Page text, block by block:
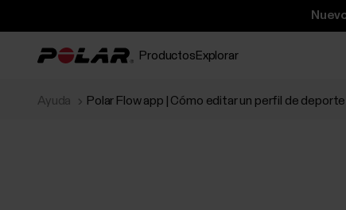
Productos Explorar
Ayuda Polar Flow app | Cómo editar un perfil de deporte